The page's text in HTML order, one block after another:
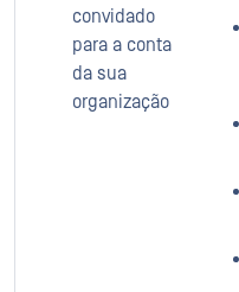
convidado
para a conta
da sua
organização